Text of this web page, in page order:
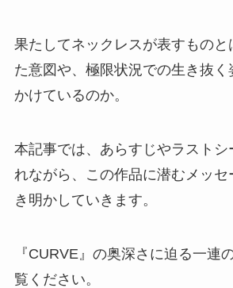
果たしてネックレスが表すものと
た意図や、極限状況での生き抜く
かけているのか。
本記事では、あらすじやラストシ
れながら、この作品に潜むメッ
き明かしていきます。
『CURVE』の奥深さに迫る一連
覧ください。